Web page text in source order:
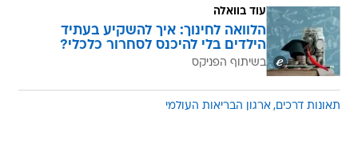
עוד בוואלה
הלוואה לחינוך: איך להשקיע בעתיד
הילדים בלי להיכנס לסחרור כלכלי?
בשיתוף הפניקס
תאונות דרכים ארגון הבריאות העולמי